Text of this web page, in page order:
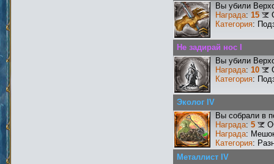
Вы убили
Награда: 15
Категория:
Не задирай нос I
Вы убили
Награда: 10
Категория:
Эколог IV
Вы собрали в
Награда: 5
Награда:
Категория:
Металлист IV